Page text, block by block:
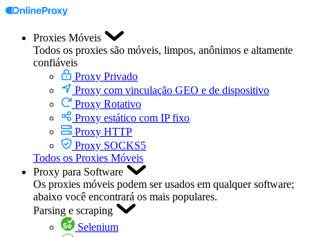
Proxies Móveis
Todos os proxies são móveis, limpos, anônimos e altamente
confiáveis
Proxy Privado
Proxy com vinculação GEO e de dispositivo
Proxy Rotativo
Proxy estático com IP fixo
Proxy HTTP
Proxy SOCKS5
Todos os Proxies Móveis
Proxy para Software
Os proxies móveis podem ser usados em qualquer software;
abaixo você encontrará os mais populares.
Parsing e scraping
Selenium